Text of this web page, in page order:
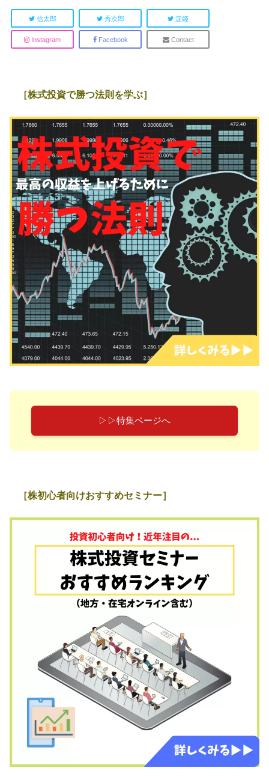
信太郎 秀次郎 淀姫
Instagram Facebook Contact
［株式投資で勝つ法則を学ぶ］
▷▷特集ページへ
［株初心者向けおすすめセミナー］